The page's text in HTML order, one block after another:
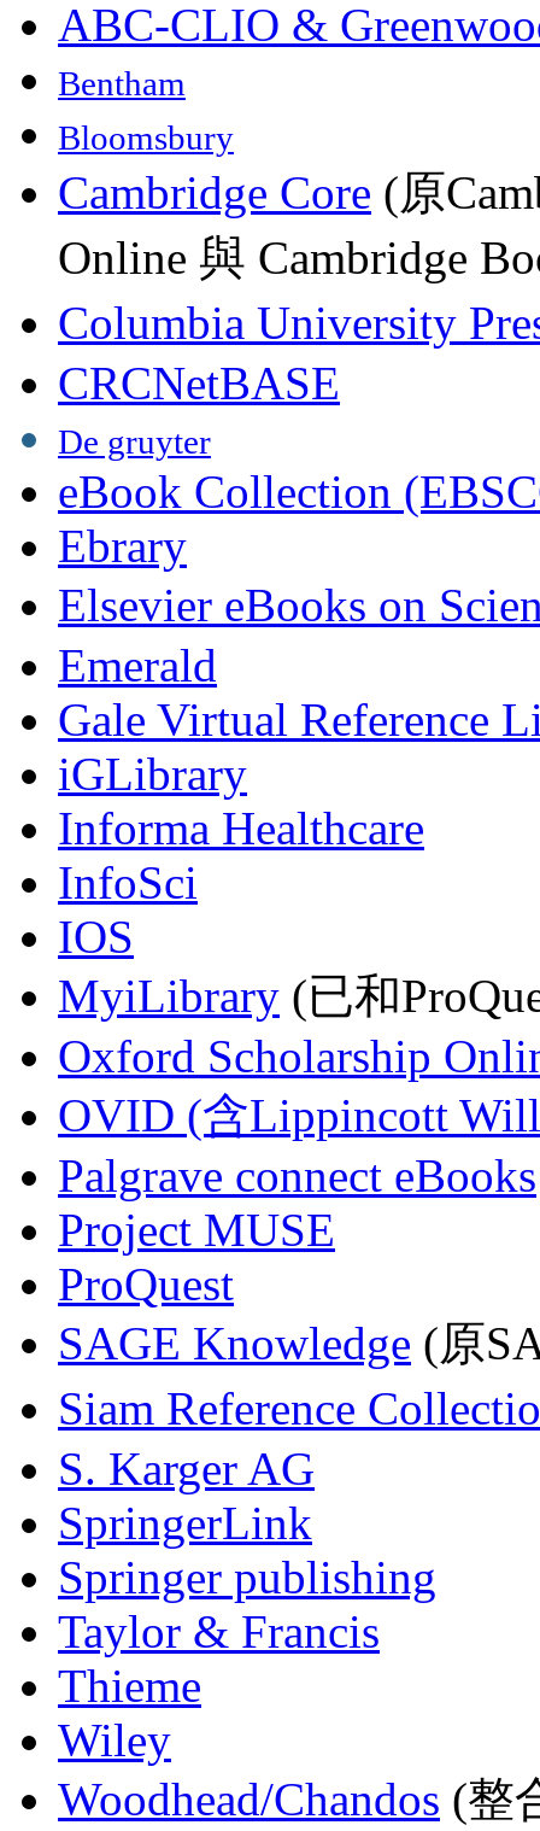
ABC-CLIO &
Bentham
Bloomsbury
Cambridge Core (原
Online 與 Cambridge
Columbia University
CRCNetBASE
De gruyter
eBook Collection
Ebrary
Elsevier eBooks on
Emerald
Gale Virtual Reference
iGLibrary
Informa Healthcare
InfoSci
IOS
MyiLibrary (已和
Oxford Scholarship
OVID (含Lippincott
Palgrave connect eBooks
Project MUSE
ProQuest
SAGE Knowledge (原
Siam Reference
S. Karger AG
SpringerLink
Springer publishing
Taylor & Francis
Thieme
Wiley
Woodhead/Chandos (整